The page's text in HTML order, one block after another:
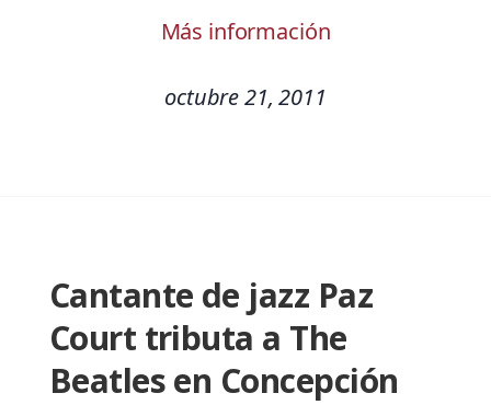
Más información
octubre 21, 2011
Cantante de jazz Paz
Court tributa a The
Beatles en Concepción